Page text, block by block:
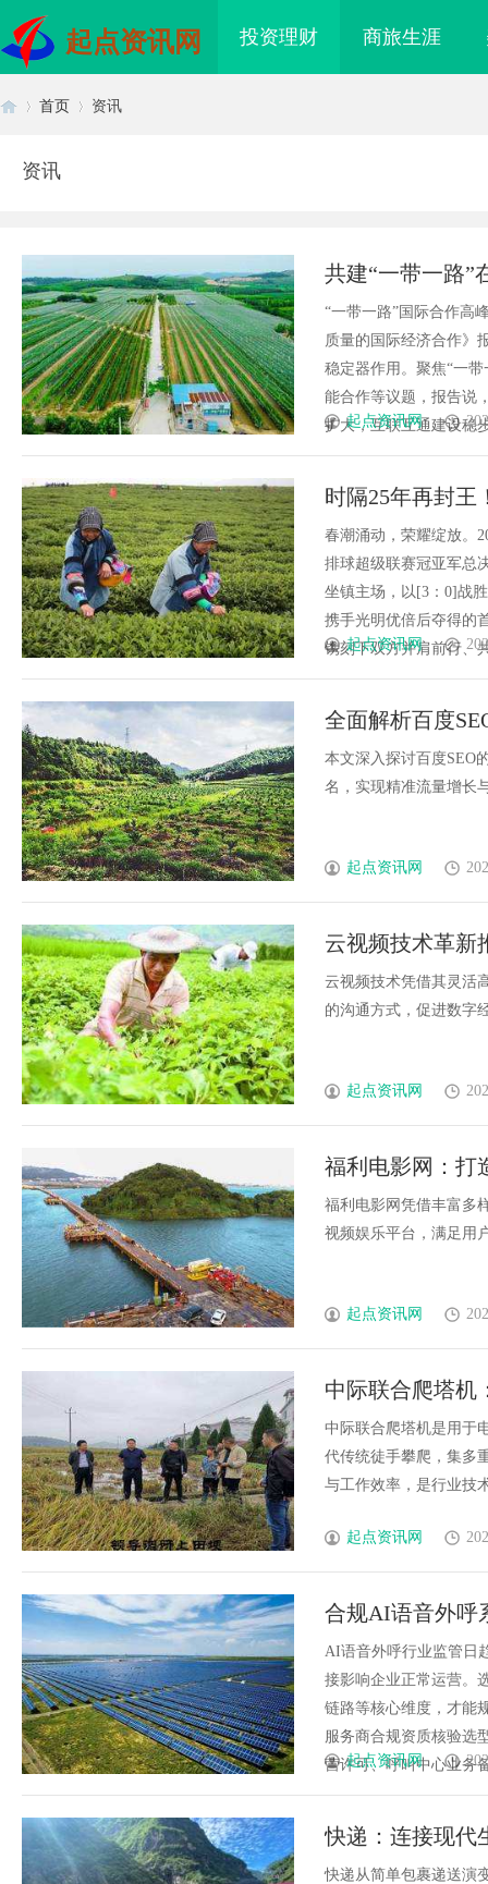
起点资讯网 投资理财 商旅生涯
首页 资讯
资讯
共建“一带一路”
“一带一路”国际合作高
质量的国际经济合作》
稳定器作用。聚焦“一
能合作等议题，报告说
扩大，互联互通建设稳
起点资讯网
时隔25年再封王
春潮涌动，荣耀绽放。
排球超级联赛冠亚军总
坐镇主场，以[3：0]战
携手光明优倍后夺得的
镌刻下双方并肩前行、
起点资讯网
全面解析百度
本文深入探讨百度SEO
名，实现精准流量增长
起点资讯网
云视频技术革新
云视频技术凭借其灵活
的沟通方式，促进数字
起点资讯网
福利电影网：打
福利电影网凭借丰富多
视频娱乐平台，满足用
起点资讯网
中际联合爬塔机
中际联合爬塔机是用于
代传统徒手攀爬，集多
与工作效率，是行业技
起点资讯网
合规AI语音外呼
AI语音外呼行业监管日
接影响企业正常运营。
链路等核心维度，才能
服务商合规资质核验选
营许可、呼叫中心业务
起点资讯网
快递：连接现代
快递从简单包裹递送演
产入表的“合规密钥”：北京专
如何为数据知识产权登记扫清
游戏行业的“版权保卫
公司离不开版权律师